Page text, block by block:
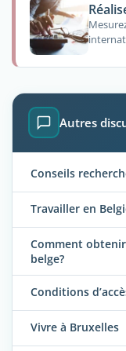
Autres
Conseils
Travailler en
Comment
belge?
Conditions
Vivre à Bruxelles